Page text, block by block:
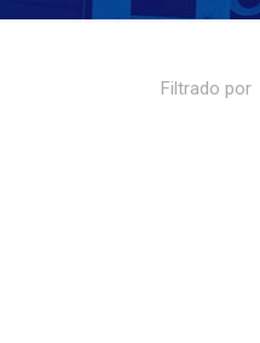
Filtrado por